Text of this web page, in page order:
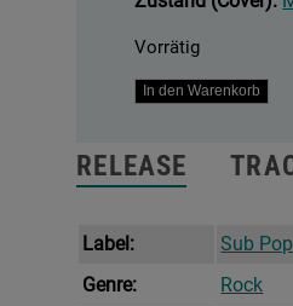
Vorrätig
Up
Gravity
Hill
In den Warenkorb
RELEASE
Label:
Sub Pop
Genre:
Rock